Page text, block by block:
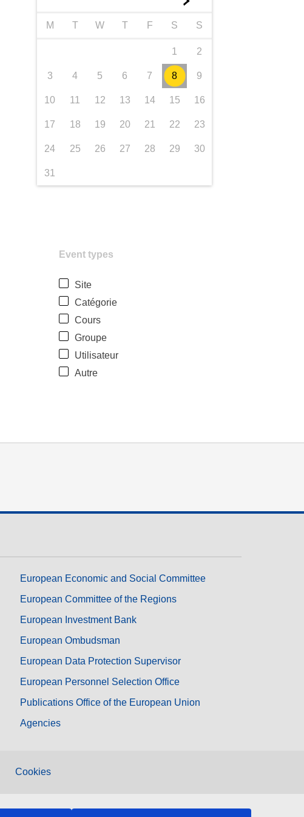
M T W T F S S
1 2
3 4 5 6 7 8 9
10 11 12 13 14 15 16
17 18 19 20 21 22 23
24 25 26 27 28 29 30
31
Event types
Site
Catégorie
Cours
Groupe
Utilisateur
Autre
European Economic and Social Committee
European Committee of the Regions
European Investment Bank
European Ombudsman
European Data Protection Supervisor
European Personnel Selection Office
Publications Office of the European Union
Agencies
Cookies